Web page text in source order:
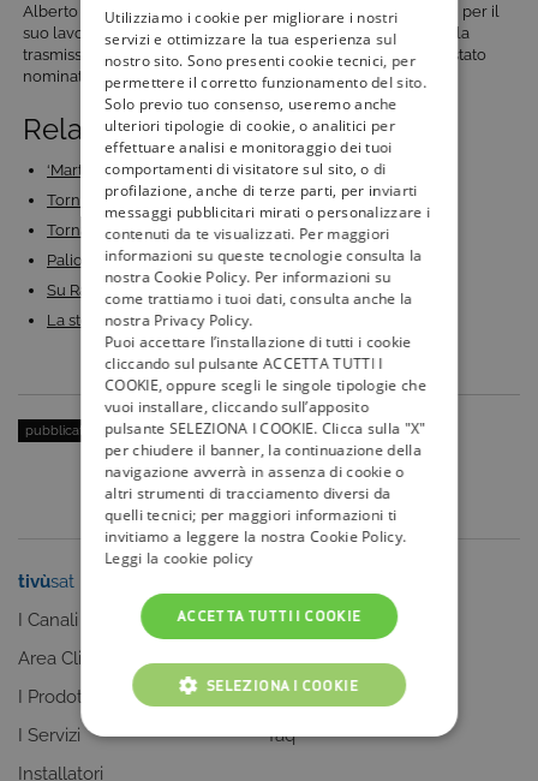
Alberto Angela ha anche ricevuto importanti riconoscimenti per il
suo lavoro come il
premio Flaiano per la prima edizione della
trasmissione “
Ulisse – Il piacere della scoperta”
ed è anche stato
nominato
Goodwill Ambassador di Unicef Italia nel 2011.
Related Posts:
‘Marta – Il delitto della Sapienza’: quando e dove…
Torna ‘La scuola in tivù’ con ‘La banda dei…
Torna sulla Rai #maestri: il programma di Camurri…
Palio di Siena 2024 in diretta esclusiva su La7:…
Su Rai 1 doppio appuntamento con Alberto Angela:…
La storia del cinema su Iris: film imperdibili,…
pubblicato il:5 Gennaio 2015| categoria:Personaggi
tivùsat
I Canali
Area Clienti
I Prodotti
I Servizi
Installatori
I programmi
La Guida +
faq
Utilizziamo i cookie per migliorare i nostri
servizi e ottimizzare la tua esperienza sul
nostro sito. Sono presenti cookie tecnici, per
permettere il corretto funzionamento del sito.
Solo previo tuo consenso, useremo anche
ulteriori tipologie di cookie, o analitici per
effettuare analisi e monitoraggio dei tuoi
comportamenti di visitatore sul sito, o di
profilazione, anche di terze parti, per inviarti
messaggi pubblicitari mirati o personalizzare i
contenuti da te visualizzati. Per maggiori
informazioni su queste tecnologie consulta la
nostra Cookie Policy. Per informazioni su
come trattiamo i tuoi dati, consulta anche la
nostra Privacy Policy.
Puoi accettare l’installazione di tutti i cookie
cliccando sul pulsante ACCETTA TUTTI I
COOKIE, oppure scegli le singole tipologie che
vuoi installare, cliccando sull’apposito
pulsante SELEZIONA I COOKIE. Clicca sulla "X"
per chiudere il banner, la continuazione della
navigazione avverrà in assenza di cookie o
altri strumenti di tracciamento diversi da
quelli tecnici; per maggiori informazioni ti
invitiamo a leggere la nostra Cookie Policy.
Leggi la cookie policy
ACCETTA TUTTI I COOKIE
SELEZIONA I COOKIE
COOKIE TECNICI